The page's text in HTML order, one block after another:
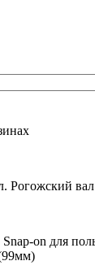
Рогожский вал